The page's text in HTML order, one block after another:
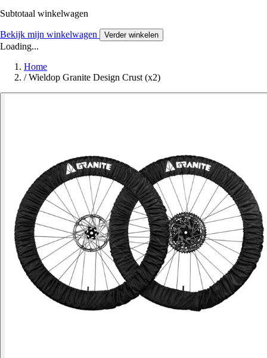
Subtotaal winkelwagen
Bekijk mijn winkelwagen Verder winkelen
Loading...
Home
/ Wieldop Granite Design Crust (x2)